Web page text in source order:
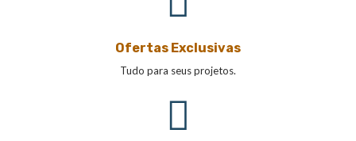
Ofertas Exclusivas
Tudo para seus projetos.